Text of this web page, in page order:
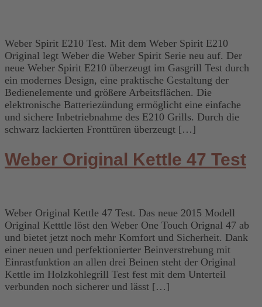
Weber Spirit E210 Test. Mit dem Weber Spirit E210
Original legt Weber die Weber Spirit Serie neu auf. Der
neue Weber Spirit E210 überzeugt im Gasgrill Test durch
ein modernes Design, eine praktische Gestaltung der
Bedienelemente und größere Arbeitsflächen. Die
elektronische Batteriezündung ermöglicht eine einfache
und sichere Inbetriebnahme des E210 Grills. Durch die
schwarz lackierten Fronttüren überzeugt […]
Weber Original Kettle 47 Test
Weber Original Kettle 47 Test. Das neue 2015 Modell
Original Ketttle löst den Weber One Touch Orignal 47 ab
und bietet jetzt noch mehr Komfort und Sicherheit. Dank
einer neuen und perfektionierter Beinverstrebung mit
Einrastfunktion an allen drei Beinen steht der Original
Kettle im Holzkohlegrill Test fest mit dem Unterteil
verbunden noch sicherer und lässt […]